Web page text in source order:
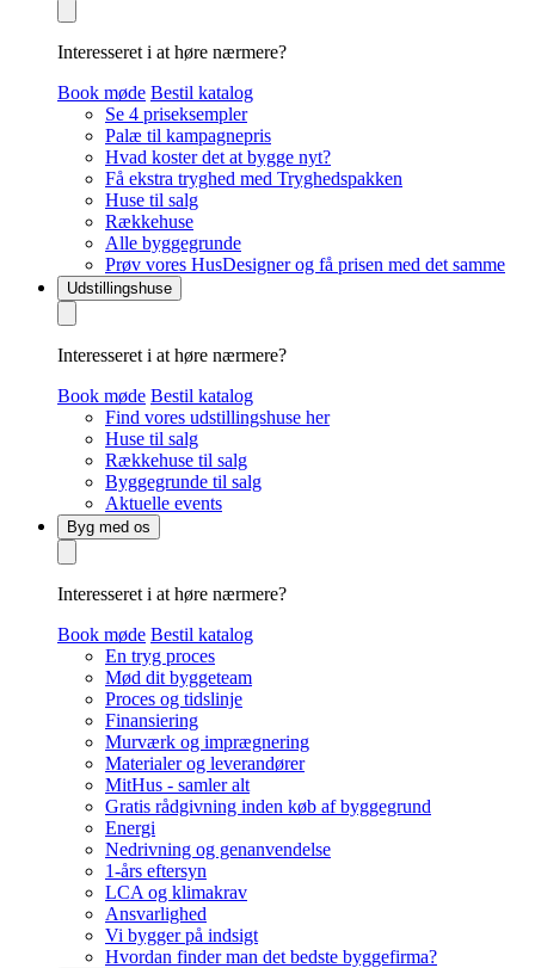
Interesseret i at høre nærmere?
Book møde Bestil katalog
Se 4 priseksempler
Palæ til kampagnepris
Hvad koster det at bygge nyt?
Få ekstra tryghed med Tryghedspakken
Huse til salg
Rækkehuse
Alle byggegrunde
Prøv vores HusDesigner og få prisen med det samme
Udstillingshuse
Interesseret i at høre nærmere?
Book møde Bestil katalog
Find vores udstillingshuse her
Huse til salg
Rækkehuse til salg
Byggegrunde til salg
Aktuelle events
Byg med os
Interesseret i at høre nærmere?
Book møde Bestil katalog
En tryg proces
Mød dit byggeteam
Proces og tidslinje
Finansiering
Murværk og imprægnering
Materialer og leverandører
MitHus - samler alt
Gratis rådgivning inden køb af byggegrund
Energi
Nedrivning og genanvendelse
1-års eftersyn
LCA og klimakrav
Ansvarlighed
Vi bygger på indsigt
Hvordan finder man det bedste byggefirma?